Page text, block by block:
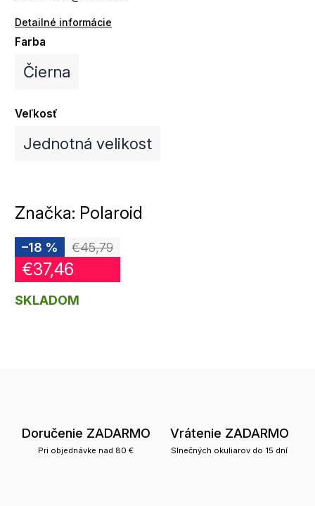
Detailné informácie
Farba
Čierna
Veľkosť
Jednotná velikost
Značka: Polaroid
€45,79
–18 %
€37,46
SKLADOM
Doručenie ZADARMO
Pri objednávke nad 80 €
Vrátenie ZADARMO
Slnečných okuliarov do 15 dní